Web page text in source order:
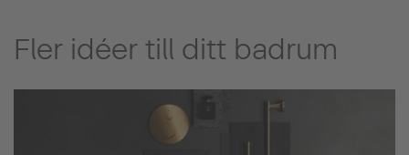
Fler idéer till ditt badrum